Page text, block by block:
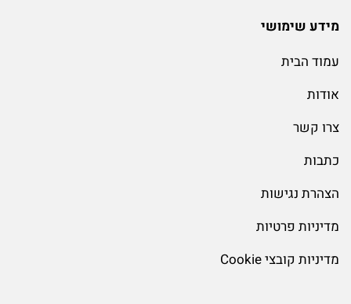
מידע שימושי
עמוד הבית
אודות
צרו קשר
כתבות
הצהרת נגישות
מדיניות פרטיות
מדיניות קובצי Cookie